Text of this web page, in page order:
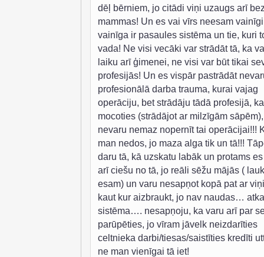
dēļ bērniem, jo citādi viņi uzaugs arī
mammas! Un es vai vīrs neesam
vainīga ir pasaules sistēma un tie, kuri
vada! Ne visi vecāki var strādāt tā, ka
laiku arī ģimenei, ne visi var būt tikai
profesijās! Un es vispār pastrādāt
profesionālā darba trauma, kurai vajag
operāciju, bet strādāju tādā profesijā,
mocoties (strādājot ar milzīgām sāpēm),
nevaru nemaz nopernīt tai operācijai!!!
man nedos, jo maza alga tik un tā!!!
daru tā, kā uzskatu labāk un protams
arī ciešu no tā, jo reāli sēžu mājās (
esam) un varu nesapņot kopā pat ar
kaut kur aizbraukt, jo nav naudas…
sistēma…. nesapņoju, ka varu arī par
parūpēties, jo vīram jāvelk neizdarīties
celtnieka darbi/tiesas/saistīties kredīti
ne man vienīgai tā iet!